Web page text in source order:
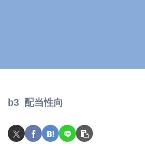
b3_配当性向